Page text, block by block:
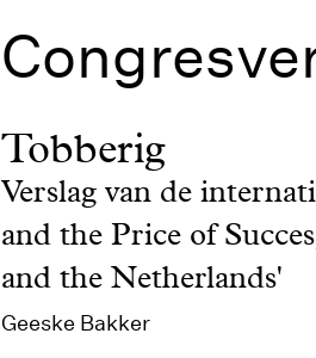
Tobberig
Verslag van de
and the Price of
and the Netherlands'
Geeske Bakker